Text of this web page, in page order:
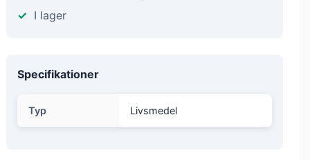
I lager
Specifikationer
Typ Livsmedel